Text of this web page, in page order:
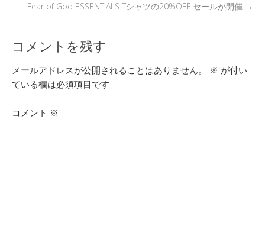
Fear of God ESSENTIALS Tシャツの20%OFF セールが開催 →
コメントを残す
メールアドレスが公開されることはありません。 ※ が付い
ている欄は必須項目です
コメント ※